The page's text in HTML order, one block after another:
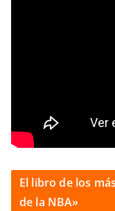
El libro de los
de la NBA»